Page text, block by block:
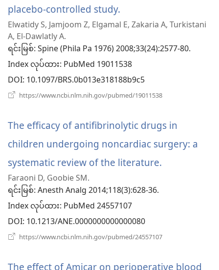
placebo-controlled study.
အသစ်
ဖွ
င့်
နေ
ပါ
တယ်)
Elwatidy S, Jamjoom Z, Elgamal E, Zakaria A, Turkistani
A, El-Dawlatly A.
ရင်းမြစ်‎: Spine (Phila Pa 1976) 2008;33(24):2577-80.
Index လုပ်ထား‎: PubMed 19011538
DOI‎: 10.1097/BRS.0b013e318188b9c5
https://www.ncbi.nlm.nih.gov/pubmed/19011538
နေ
တယ်)
The efficacy of antifibrinolytic drugs in
children undergoing noncardiac surgery: a
systematic review of the literature.
နေ
Faraoni D, Goobie SM.
ရင်းမြစ်‎: Anesth Analg 2014;118(3):628-36.
Index လုပ်ထား‎: PubMed 24557107
DOI‎: 10.1213/ANE.0000000000000080
https://www.ncbi.nlm.nih.gov/pubmed/24557107
င့်
The effect of Amicar on perioperative blood